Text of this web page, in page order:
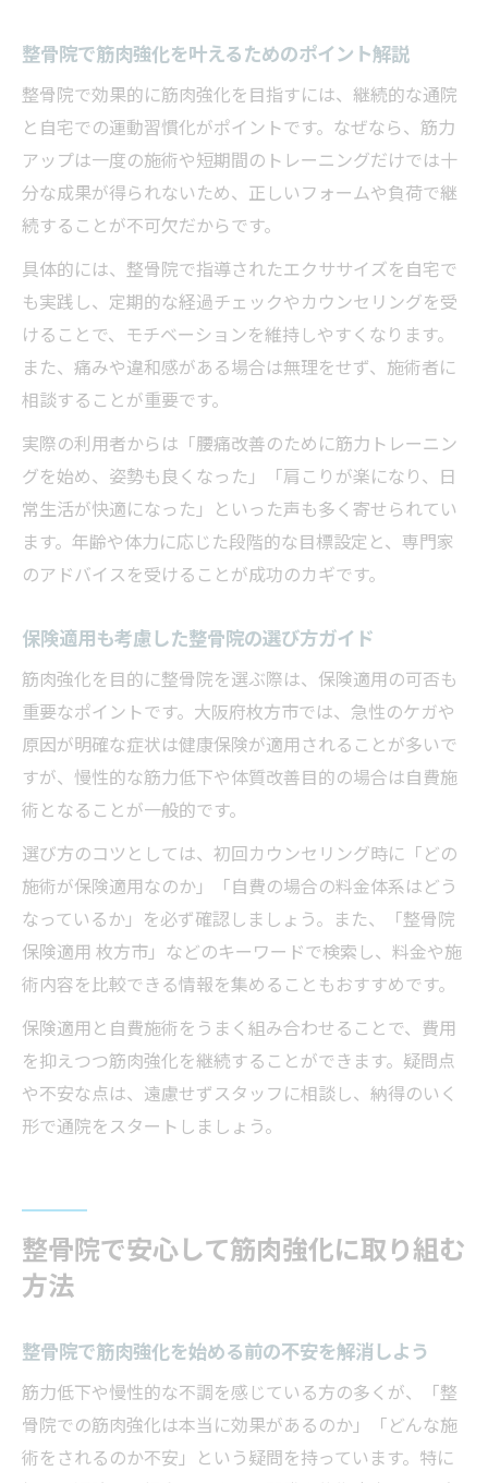
術
口コミで人気の整骨院の料金サポート体制
とは
整骨院で筋肉強化を叶えるためのポイント解説
整骨院で効果的に筋肉強化を目指すには、継続的な通院
と自宅での運動習慣化がポイントです。なぜなら、筋力
アップは一度の施術や短期間のトレーニングだけでは十
分な成果が得られないため、正しいフォームや負荷で継
続することが不可欠だからです。
具体的には、整骨院で指導されたエクササイズを自宅で
も実践し、定期的な経過チェックやカウンセリングを受
けることで、モチベーションを維持しやすくなります。
また、痛みや違和感がある場合は無理をせず、施術者に
相談することが重要です。
実際の利用者からは「腰痛改善のために筋力トレーニン
グを始め、姿勢も良くなった」「肩こりが楽になり、日
常生活が快適になった」といった声も多く寄せられてい
ます。年齢や体力に応じた段階的な目標設定と、専門家
のアドバイスを受けることが成功のカギです。
保険適用も考慮した整骨院の選び方ガイド
筋肉強化を目的に整骨院を選ぶ際は、保険適用の可否も
重要なポイントです。大阪府枚方市では、急性のケガや
原因が明確な症状は健康保険が適用されることが多いで
すが、慢性的な筋力低下や体質改善目的の場合は自費施
術となることが一般的です。
選び方のコツとしては、初回カウンセリング時に「どの
施術が保険適用なのか」「自費の場合の料金体系はどう
なっているか」を必ず確認しましょう。また、「整骨院
保険適用 枚方市」などのキーワードで検索し、料金や施
術内容を比較できる情報を集めることもおすすめです。
保険適用と自費施術をうまく組み合わせることで、費用
を抑えつつ筋肉強化を継続することができます。疑問点
や不安な点は、遠慮せずスタッフに相談し、納得のいく
形で通院をスタートしましょう。
整骨院で安心して筋肉強化に取り組む
方法
整骨院で筋肉強化を始める前の不安を解消しよう
筋力低下や慢性的な不調を感じている方の多くが、「整
骨院での筋肉強化は本当に効果があるのか」「どんな施
術をされるのか不安」という疑問を持っています。特に